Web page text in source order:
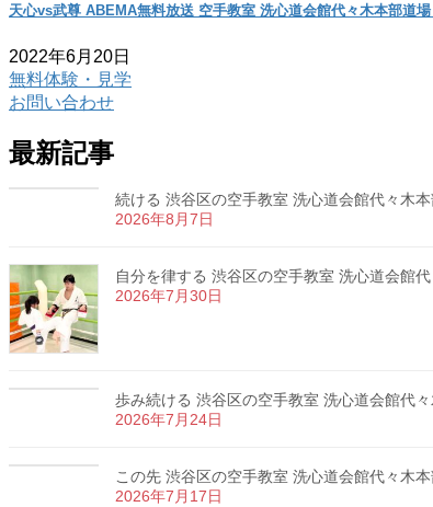
天心vs武尊 ABEMA無料放送 空手教室 洗心道会館代々木本部道
2022年6月20日
無料体験・見学
お問い合わせ
最新記事
続ける 渋谷区の空手教室 洗心道会館代々木
2026年8月7日
自分を律する 渋谷区の空手教室 洗心道会館
2026年7月30日
歩み続ける 渋谷区の空手教室 洗心道会館代
2026年7月24日
この先 渋谷区の空手教室 洗心道会館代々木
2026年7月17日